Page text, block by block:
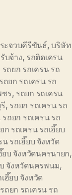
ะจวบคีรีขันธ์,บริษัท
บจ้าง, รถติดเครน
รถยก รถเครน รถ
รถยก รถเครน รถ
ชร, รถยก รถเครน
, รถยก รถเครน รถ
รถยก รถเครน รถ
ก รถเครน รถเฮี๊ยบ
น รถเฮี๊ยบ จังหวัด
ยบ จังหวัดนครนายก,
จังหวัดนครพนม,
ฮี๊ยบ จังหวัด
รถยก รถเครน รถ